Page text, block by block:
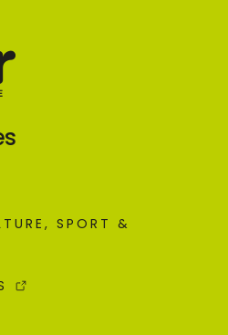
SPORT &